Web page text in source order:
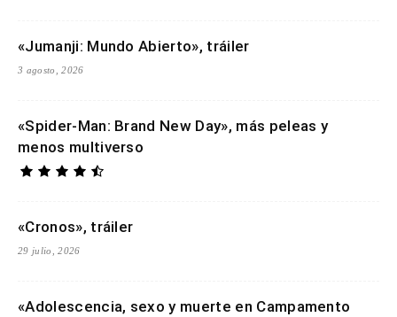
«Jumanji: Mundo Abierto», tráiler
3 agosto, 2026
«Spider-Man: Brand New Day», más peleas y
menos multiverso
«Cronos», tráiler
29 julio, 2026
«Adolescencia, sexo y muerte en Campamento